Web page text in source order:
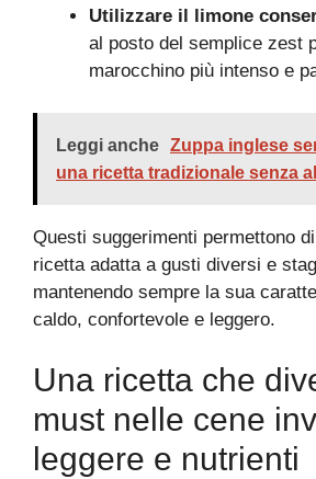
Utilizzare il limone
al posto del semplice zest
marocchino più intenso e
Leggi anche Zuppa inglese
una ricetta tradizionale senza
Questi suggerimenti permettono
ricetta adatta a gusti diversi e
mantenendo sempre la sua
caldo, confortevole e leggero.
Una ricetta che
must nelle cene
leggere e nutrienti